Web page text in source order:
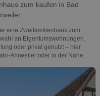
zum kaufen in Bad
eine Zweifamilienhaus zum
an Eigentumswohnungen.
oder privat genutzt – hier
Ahrweiler oder in der Nähe.